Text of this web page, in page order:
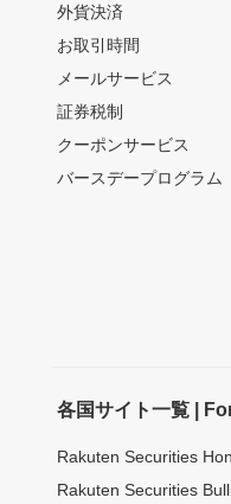
外貨決済
お取引時間
メールサービス
証券税制
クーポンサービス
バースデープログラム
各国サイト一覧 |
Rakuten Securities
Rakuten Securities